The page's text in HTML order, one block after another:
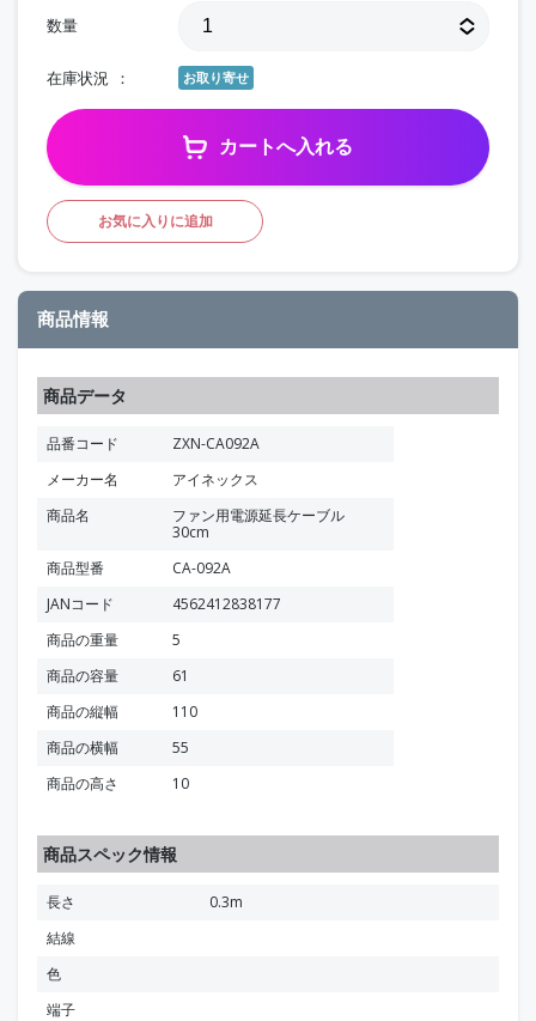
数量
在庫状況 お取り寄せ
カートへ入れる
お気に入りに追加
商品情報
商品データ
品番コード
ZXN-CA092A
メーカー名
アイネックス
商品名
ファン用電源延長ケーブル
30cm
商品型番
CA-092A
JANコード
4562412838177
商品の重量
5
商品の容量
61
商品の縦幅
110
商品の横幅
55
商品の高さ
10
商品スペック情報
長さ
0.3m
結線
色
端子